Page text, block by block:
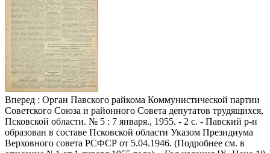
Вперед : Орган Павского райкома Коммунистической партии
Советского Союза и районного Совета депутатов трудящихся,
Псковской области. № 5 : 7 января., 1955. - 2 с. - Павский р-н
образован в составе Псковской области Указом Президиума
Верховного совета РСФСР от 5.04.1946. (Подробнее см. в